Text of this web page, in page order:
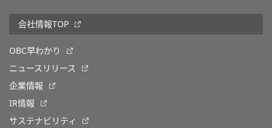
会社情報TOP
OBC早わかり
ニュースリリース
企業情報
IR情報
サステナビリティ